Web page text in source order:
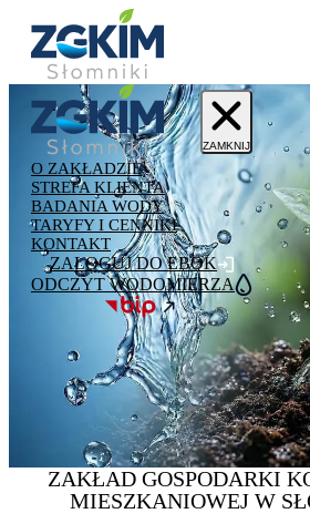
Przejdź do treści
ZAMKNIJ
O ZAKŁADZIE
STREFA KLIENTA
BADANIA WODY
TARYFY I CENNIKI
KONTAKT
ZALOGUJ DO EBOK
ODCZYT WODOMIERZA
ZAKŁAD GOSPODARKI
MIESZKANIOWEJ W